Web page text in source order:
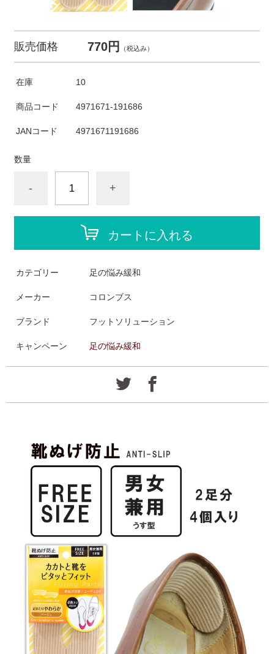
販売価格 770円 （税込み）
在庫 10
商品コード 4971671-191686
JANコード 4971671191686
数量
- +
カートに入れる
カテゴリー 足の悩み緩和
メーカー コロンブス
ブランド フットソリューション
キャンペーン 足の悩み緩和